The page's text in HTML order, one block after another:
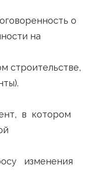
о
на
строительстве,
в котором
изменения